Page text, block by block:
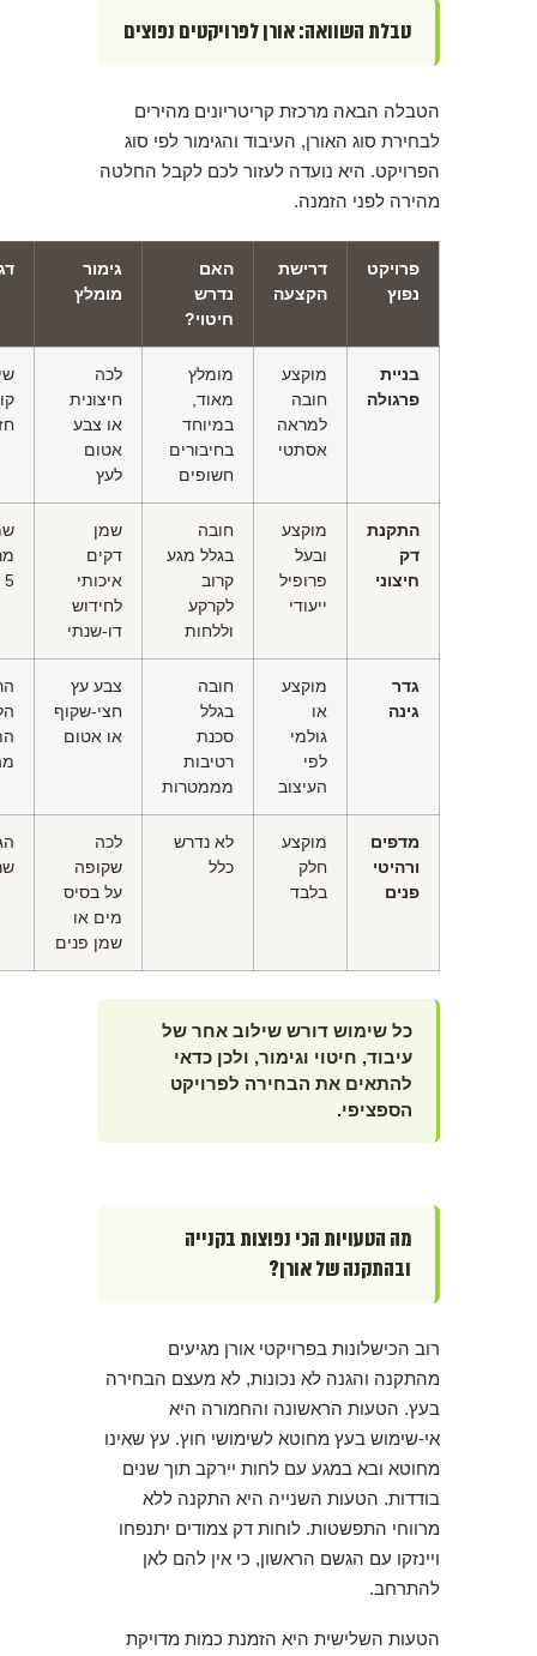
טבלת השוואה: אורן לפרויקטים נפוצים
הטבלה הבאה מרכזת קריטריונים מהירים
לבחירת סוג האורן, העיבוד והגימור לפי סוג
הפרויקט. היא נועדה לעזור לכם לקבל החלטה
מהירה לפני הזמנה.
פרויקט
נפוץ
דרישת
הקצעה
האם
נדרש
חיטוי?
גימור
מומלץ
בניית
פרגולה
מוקצע
חובה
למראה
אסתטי
מומלץ
מאוד,
במיוחד
בחיבורים
חשופים
לכה
חיצונית
או צבע
אטום
לעץ
התקנת
דק
חיצוני
מוקצע
ובעל
פרופיל
ייעודי
חובה
בגלל מגע
קרוב
לקרקע
וללחות
שמן
דקים
איכותי
לחידוש
דו-שנתי
5 מ"מ לניקוז
גדר
גינה
מוקצע
או
גולמי
לפי
העיצוב
חובה
בגלל
סכנת
רטיבות
מממטרות
צבע עץ
חצי-שקוף
או אטום
מדפים
ורהיטי
פנים
מוקצע
חלק
בלבד
לא נדרש
כלל
לכה
שקופה
על בסיס
מים או
שמן פנים
כל שימוש דורש שילוב אחר של
עיבוד, חיטוי וגימור, ולכן כדאי
להתאים את הבחירה לפרויקט
הספציפי.
מה הטעויות הכי נפוצות בקנייה
ובהתקנה של אורן?
רוב הכישלונות בפרויקטי אורן מגיעים
מהתקנה והגנה לא נכונות, לא מעצם הבחירה
בעץ. הטעות הראשונה והחמורה היא
אי-שימוש בעץ מחוטא לשימושי חוץ. עץ שאינו
מחוטא ובא במגע עם לחות יירקב תוך שנים
בודדות. הטעות השנייה היא התקנה ללא
מרווחי התפשטות. לוחות דק צמודים יתנפחו
ויינזקו עם הגשם הראשון, כי אין להם לאן
להתרחב.
הטעות השלישית היא הזמנת כמות מדויקת